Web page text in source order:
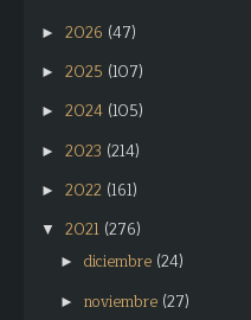
► 2026 (47)
► 2025 (107)
► 2024 (105)
► 2023 (214)
► 2022 (161)
▼ 2021 (276)
► diciembre (24)
► noviembre (27)